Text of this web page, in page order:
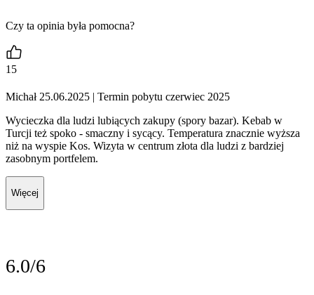
Czy ta opinia była pomocna?
15
Michał 25.06.2025 | Termin pobytu czerwiec 2025
Wycieczka dla ludzi lubiących zakupy (spory bazar). Kebab w
Turcji też spoko - smaczny i sycący. Temperatura znacznie wyższa
niż na wyspie Kos. Wizyta w centrum złota dla ludzi z bardziej
zasobnym portfelem.
Więcej
6.0/6